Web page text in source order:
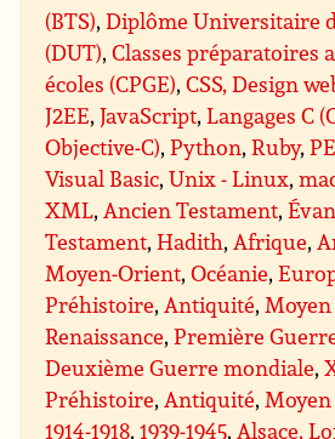
(BTS),Diplôme Universitaire
(DUT),Classes préparatoires
écoles (CPGE),CSS, Design
J2EE,JavaScript,Langages C
Objective-C),Python,Ruby,
Visual Basic,Unix - Linux,
XML, Ancien Testament,
Testament,Hadith, Afrique,
Moyen-Orient,Océanie,
Préhistoire, Antiquité, Moyen
Renaissance,Première
Deuxième Guerre mondiale,
Préhistoire, Antiquité, Moyen
1914-1918,1939-1945, Alsace,